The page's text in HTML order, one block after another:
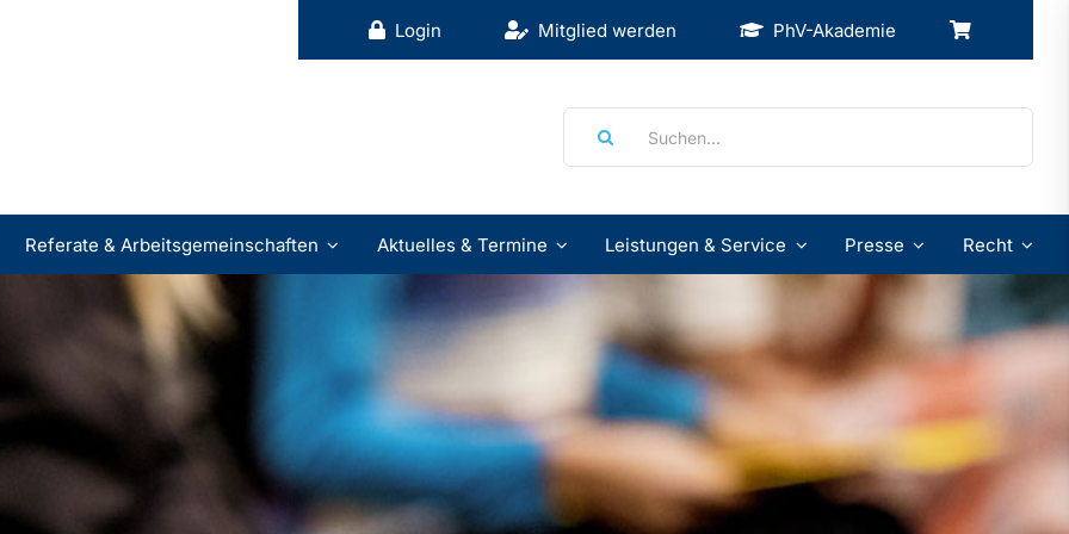
Login Mitglied werden PhV-Akademie
Referate & Arbeitsgemeinschaften Aktuelles & Termine Leistungen & Service Presse Recht